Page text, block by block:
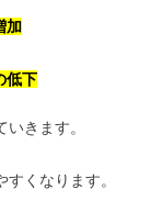
加
低下
きます。
くなります。